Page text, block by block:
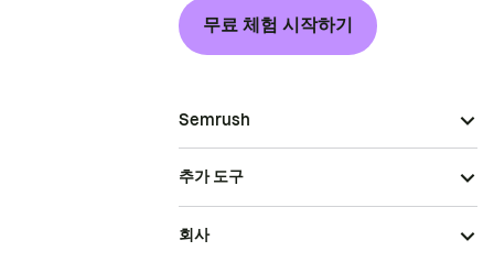
무료 체험 시작하기
Semrush
추가 도구
회사